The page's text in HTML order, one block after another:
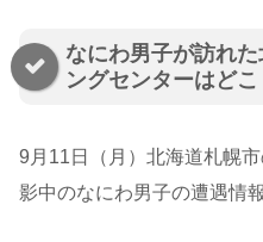
なにわ男子が訪れ
ングセンターはどこ
9月11日（月）北海道札幌
影中のなにわ男子の遭遇情